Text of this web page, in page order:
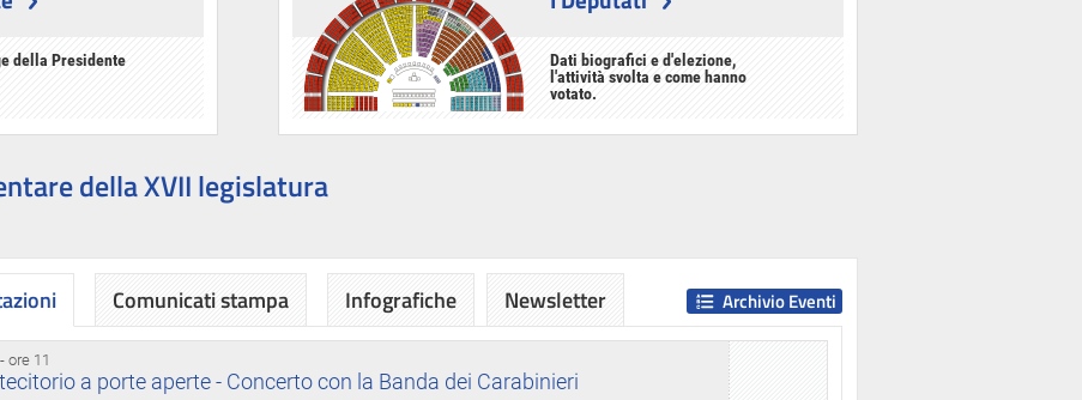
della Presidente
Dati biografici e d'elezione,
l'attività svolta e come hanno
votato.
della XVII legislatura
ore 11
a porte aperte - Concerto con la Banda dei Carabinieri
Archivio Eventi
Comunicati stampa Infografiche Newsletter